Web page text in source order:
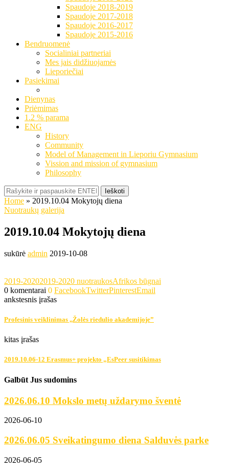
Spaudoje 2018-2019
Spaudoje 2017-2018
Spaudoje 2016-2017
Spaudoje 2015-2016
Bendruomenė
Socialiniai partneriai
Mes jais didžiuojamės
Lieporiečiai
Pasiekimai
Dienynas
Priėmimas
1.2 % parama
ENG
History
Community
Model of Management in Lieporiu Gymnasium
Vission and mission of gymnasium
Philosophy
Ieškoti
Home » 2019.10.04 Mokytojų diena
Nuotraukų galerija
2019.10.04 Mokytojų diena
sukūrė admin 2019-10-08
2019-20202019-2020 nuotraukosAfrikos būgnai
0 komentarai 0 FacebookTwitterPinterestEmail
ankstesnis įrašas
Profesinis veiklinimas ,,Žolės riedulio akademijoje”
kitas įrašas
2019.10.06-12 Erasmus+ projekto „EsPeer susitikimas
Galbūt Jus sudomins
2026.06.10 Mokslo metų uždarymo šventė
2026-06-10
2026.06.05 Sveikatingumo diena Salduvės parke
2026-06-05